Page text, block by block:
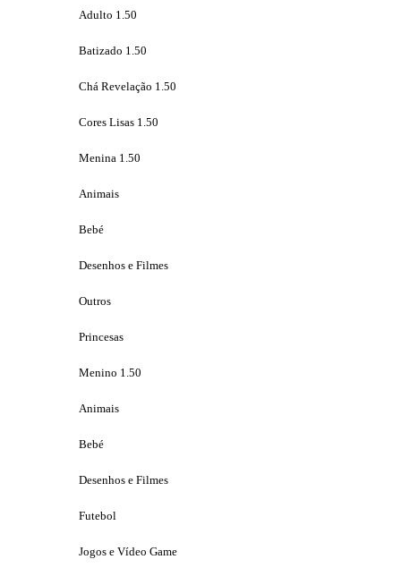
Adulto 1.50
Batizado 1.50
Chá Revelação 1.50
Cores Lisas 1.50
Menina 1.50
Animais
Bebé
Desenhos e Filmes
Outros
Princesas
Menino 1.50
Animais
Bebé
Desenhos e Filmes
Futebol
Jogos e Vídeo Game